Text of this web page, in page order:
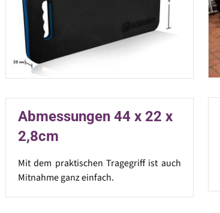
Abmessungen 44 x 22 x
2,8cm
Mit dem praktischen Tragegriff ist auch
Mitnahme ganz einfach.